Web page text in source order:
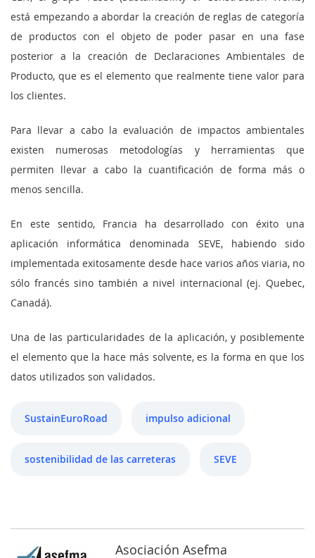
está empezando a abordar la creación de reglas de categoría
de productos con el objeto de poder pasar en una fase
posterior a la creación de Declaraciones Ambientales de
Producto, que es el elemento que realmente tiene valor para
los clientes.
Para llevar a cabo la evaluación de impactos ambientales
existen numerosas metodologías y herramientas que
permiten llevar a cabo la cuantificación de forma más o
menos sencilla.
En este sentido, Francia ha desarrollado con éxito una
aplicación informática denominada SEVE, habiendo sido
implementada exitosamente desde hace varios años viaria, no
sólo francés sino también a nivel internacional (ej. Quebec,
Canadá).
Una de las particularidades de la aplicación, y posiblemente
el elemento que la hace más solvente, es la forma en que los
datos utilizados son validados.
SustainEuroRoad impulso adicional
sostenibilidad de las carreteras SEVE
Asociación Asefma